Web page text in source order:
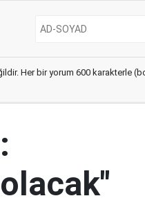
Her bir yorum 600 karakterle